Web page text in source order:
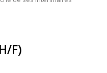
F)